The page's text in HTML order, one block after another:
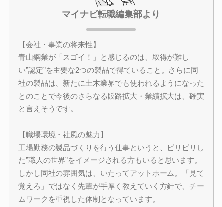
マイナビ転職編集部より
【会社・事業の将来性】
青山鋼業が「スゴイ！」と感じるのは、取得が難し
い”認定”を主要な2つの製品で得ていること。さらに同
社の製品は、新たに土木業界でも使われるようになった
とのことで今後のさらなる販路拡大・業績拡大は、確実
と言えそうです。
【職場環境・社風の魅力】
工場勤務の製品づくりを行う仕事というと、ピリピリし
た”職人の世界”をイメージされる方もいると思います。
しかし同社の雰囲気は、いたってアットホーム。「見て
覚えろ」ではなく先輩が手厚く教えていく方針で、チー
ムワークを重視した体制となっています。